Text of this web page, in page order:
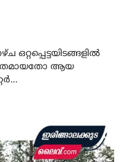
ഒറ്റപ്പെട്ടയിടങ്ങളിൽ
ആയ